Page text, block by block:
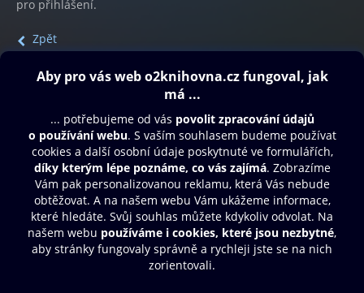
pro přihlášení.
Zpět
Obsah ke stažení
Moje O2 Knihovna
Další zábava
© O2 Czech Republic a.s.